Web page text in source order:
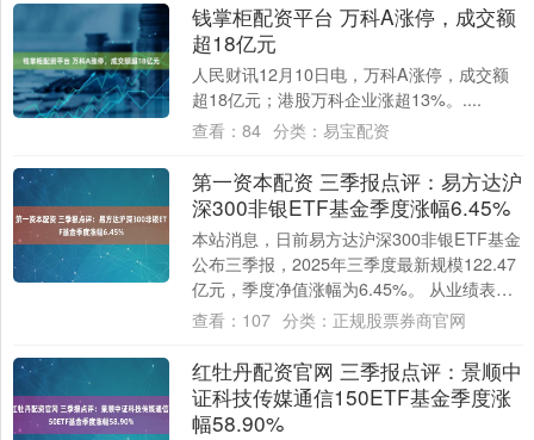
钱掌柜配资平台 万科A涨停，成交额
超18亿元
人民财讯12月10日电，万科A涨停，成交额
超18亿元；港股万科企业涨超13%。....
查看： 84 分类： 易宝配资
第一资本配资 三季报点评：易方达沪
深300非银ETF基金季度涨幅6.45%
本站消息，日前易方达沪深300非银ETF基金
公布三季报，2025年三季度最新规模122.47
亿元，季度净值涨幅为6.45%。 从业绩表现
来看，易方达沪深300非....
查看： 107 分类： 正规股票券商官网
红牡丹配资官网 三季报点评：景顺中
证科技传媒通信150ETF基金季度涨
幅58.90%